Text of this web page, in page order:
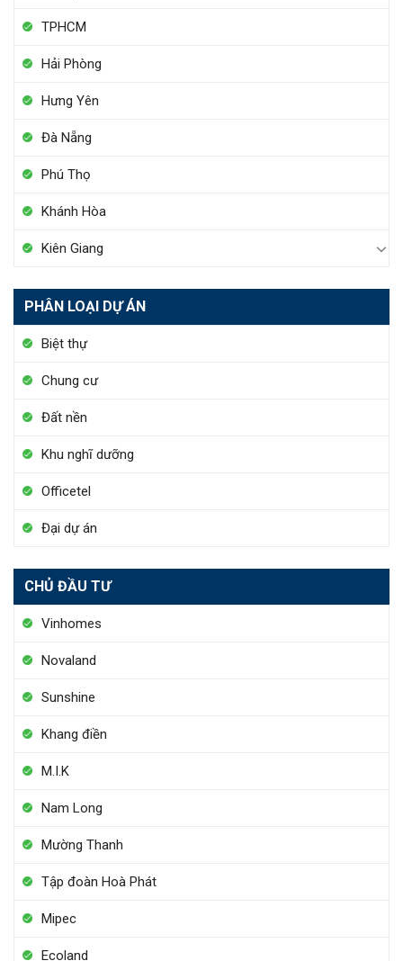
TPHCM
Hải Phòng
Hưng Yên
Đà Nẵng
Phú Thọ
Khánh Hòa
Kiên Giang
PHÂN LOẠI DỰ ÁN
Biệt thự
Chung cư
Đất nền
Khu nghĩ dưỡng
Officetel
Đại dự án
CHỦ ĐẦU TƯ
Vinhomes
Novaland
Sunshine
Khang điền
M.I.K
Nam Long
Mường Thanh
Tập đoàn Hoà Phát
Mipec
Ecoland